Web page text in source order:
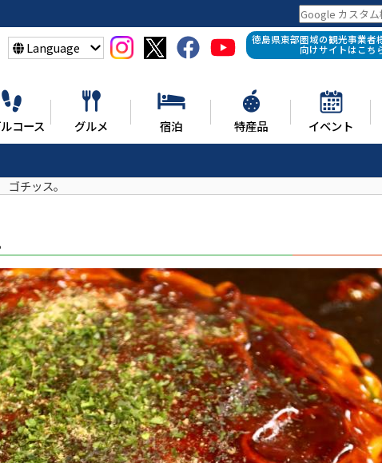
Language
徳島県東部圏域の観光事業者
向けサイトはこち
コース グルメ 宿泊 特産品 イベント
チッス。